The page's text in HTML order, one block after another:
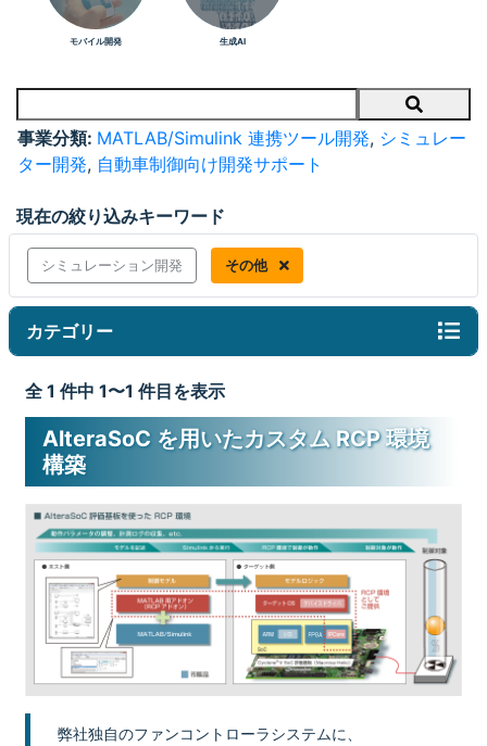
モバイル開発 生成AI
Search
事業分類: MATLAB/Simulink 連携ツール開発, シミュレー
ター開発, 自動車制御向け開発サポート
現在の絞り込みキーワード
シミュレーション開発 その他
カテゴリー
全 1 件中 1〜1 件目を表示
AlteraSoC を用いたカスタム RCP 環境
構築
弊社独自のファンコントローラシステムに、